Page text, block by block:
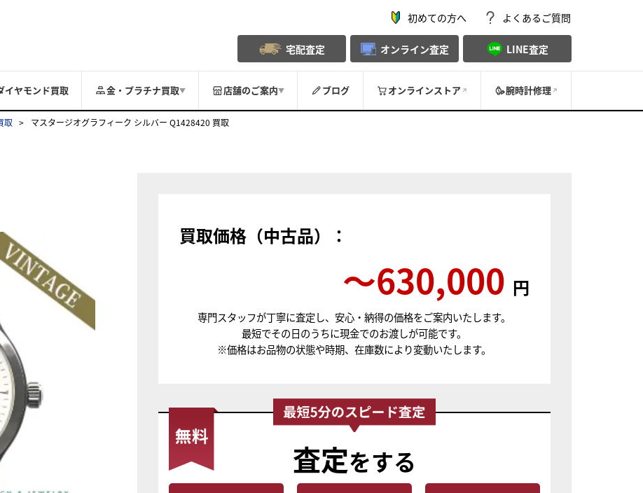
初めての方へ よくあるご質問
宅配査定 オンライン査定 LINE査定
イヤモンド買取 金・プラチナ買取▼ 店舗のご案内▼ ブログ オンラインストア 腕時計修理
取 マスタージオグラフィーク シルバー Q1428420 買取
買取価格（中古品）：
〜630,000 円
専門スタッフが丁寧に査定し、安心・納得の価格をご案内いたします。
最短でその日のうちに現金でのお渡しが可能です。
※価格はお品物の状態や時期、在庫数により変動いたします。
査定をする